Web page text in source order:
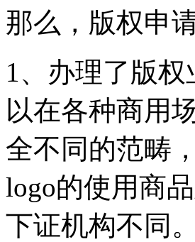
那么，版权申
1、办理了版
以在各种商用
全不同的范畴
logo的使用商
下证机构不同